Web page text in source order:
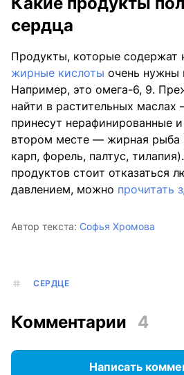
сердца
Продукты, которые содержат
жирные кислоты очень нужны
Например, это омега-6, 9.
найти в растительных
принесут нерафинированные
втором месте — жирная рыба
карп, форель, палтус,
продуктов стоит отказаться
давлением, можно прочитать
Автор текста: Софья Хромова
СЕРДЦЕ
Комментарии 4
Написать